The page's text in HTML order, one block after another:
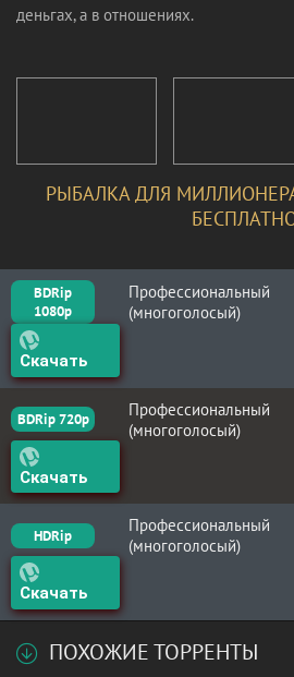
деньгах, а в отношениях.
РЫБАЛКА ДЛЯ
BDRip
1080p
Профессиональный
(многоголосый)
Скачать
BDRip 720p
Профессиональный
(многоголосый)
Скачать
HDRip
Профессиональный
(многоголосый)
Скачать
ПОХОЖИЕ ТОРРЕНТЫ